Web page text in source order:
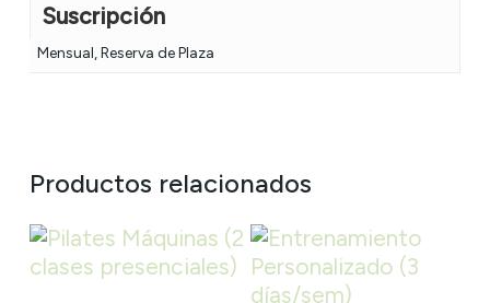
Suscripción
Mensual, Reserva de Plaza
Productos relacionados